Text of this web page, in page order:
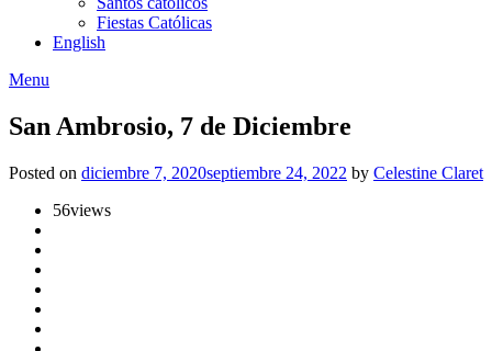
Fiestas Católicas
English
Menu
San Ambrosio, 7 de Diciembre
Posted on diciembre 7, 2020septiembre 24, 2022 by Celestine Claret
56views